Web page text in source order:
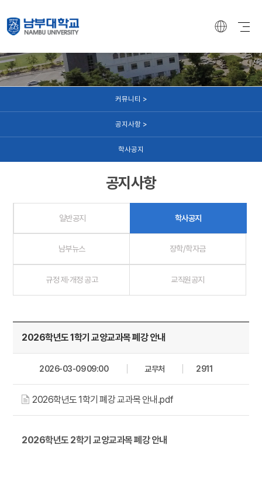
커뮤니티 >
공지사항 >
학사공지
공지사항
일반공지 학사공지
남부뉴스 장학/학자금
규정 제·개정 공고 교직원공지
2026학년도 1학기 교양교과목 폐강 안내
2026-03-09 09:00 교무처 2911
2026학년도 1학기 폐강 교과목 안내.pdf
2026학년도 2학기 교양교과목 폐강 안내